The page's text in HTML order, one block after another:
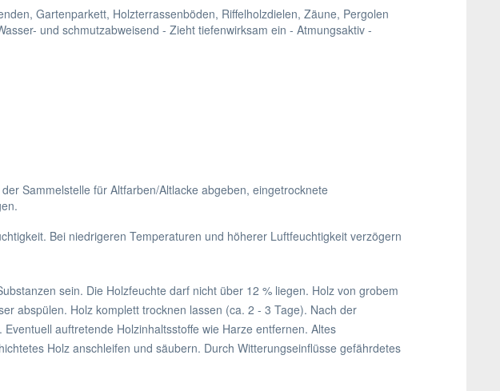
Gartenparkett, Holzterrassenböden, Riffelholzdielen, Zäune, Pergolen
und schmutzabweisend - Zieht tiefenwirksam ein - Atmungsaktiv -
Sammelstelle für Altfarben/Altlacke abgeben, eingetrocknete
Bei niedrigeren Temperaturen und höherer Luftfeuchtigkeit verzögern
sein. Die Holzfeuchte darf nicht über 12 % liegen. Holz von grobem
abspülen. Holz komplett trocknen lassen (ca. 2 - 3 Tage). Nach der
auftretende Holzinhaltsstoffe wie Harze entfernen. Altes
Holz anschleifen und säubern. Durch Witterungseinflüsse gefährdetes